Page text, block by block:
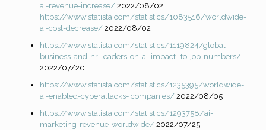
ai-revenue-increase/ 2022/08/02
https://www.statista.com/statistics/1083516/worldwide-
ai-cost-decrease/ 2022/08/02
https://www.statista.com/statistics/1119824/global-
business-and-hr-leaders-on-ai-impact- to-job-numbers/
2022/07/20
https://www.statista.com/statistics/1235395/worldwide-
ai-enabled-cyberattacks- companies/ 2022/08/05
https://www.statista.com/statistics/1293758/ai-
marketing-revenue-worldwide/ 2022/07/25